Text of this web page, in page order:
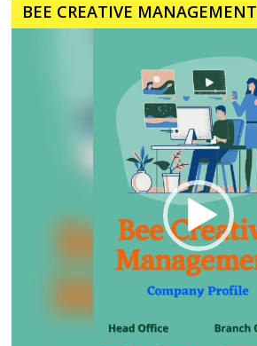
BEE CREATIVE MANAGEMENT